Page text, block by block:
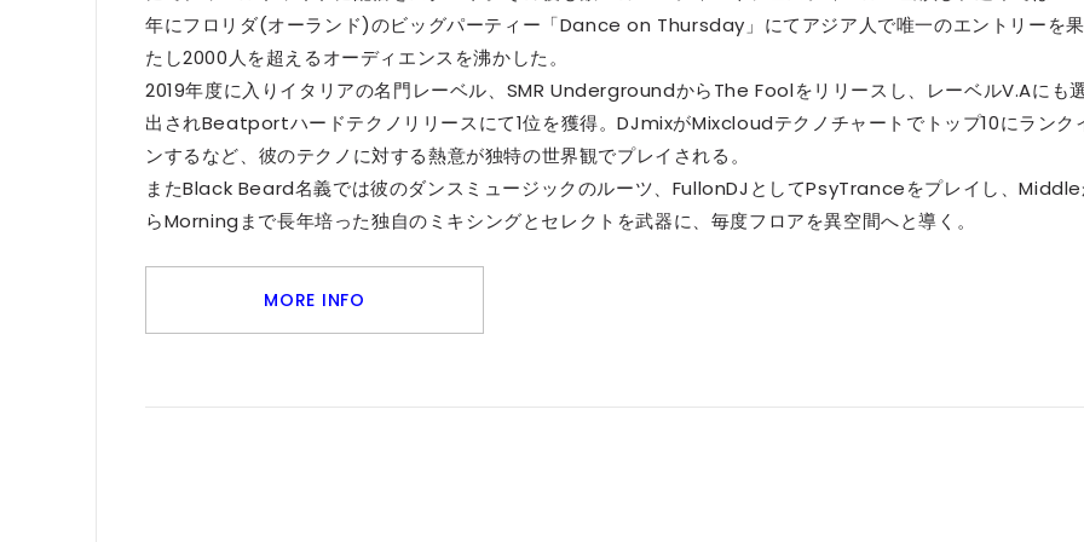
年にフロリダ(オーランド)のビッグパーティー「Dance on Thursday」にてアジア人で唯一のエントリーを果
たし2000人を超えるオーディエンスを沸かした。
2019年度に入りイタリアの名門レーベル、SMR UndergroundからThe Foolをリリースし、レーベルV.Aにも
出されBeatportハードテクノリリースにて1位を獲得。DJmixがMixcloudテクノチャートでトップ10にランク
ンするなど、彼のテクノに対する熱意が独特の世界観でプレイされる。
またBlack Beard名義では彼のダンスミュージックのルーツ、FullonDJとしてPsyTranceをプレイし、
らMorningまで長年培った独自のミキシングとセレクトを武器に、毎度フロアを異空間へと導く。
MORE INFO